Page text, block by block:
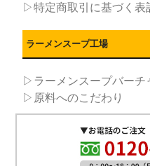
▷特定商取引に基づく表
ラーメンスープ工場
▷ラーメンスープバーチ
▷原料へのこだわり